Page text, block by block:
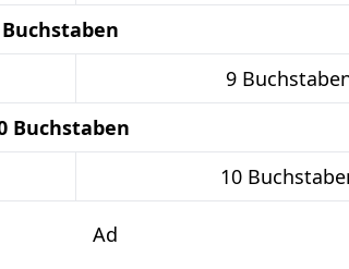
9
Buchstaben
10
Ad